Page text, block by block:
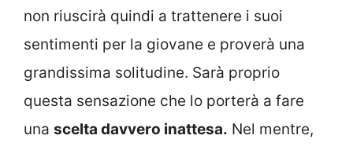
non riuscirà quindi a trattenere i suoi
sentimenti per la giovane e proverà una
grandissima solitudine. Sarà proprio
questa sensazione che lo porterà a fare
una scelta davvero inattesa. Nel mentre,